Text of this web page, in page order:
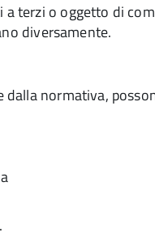
terzi o oggetto di
diversamente.
normativa,